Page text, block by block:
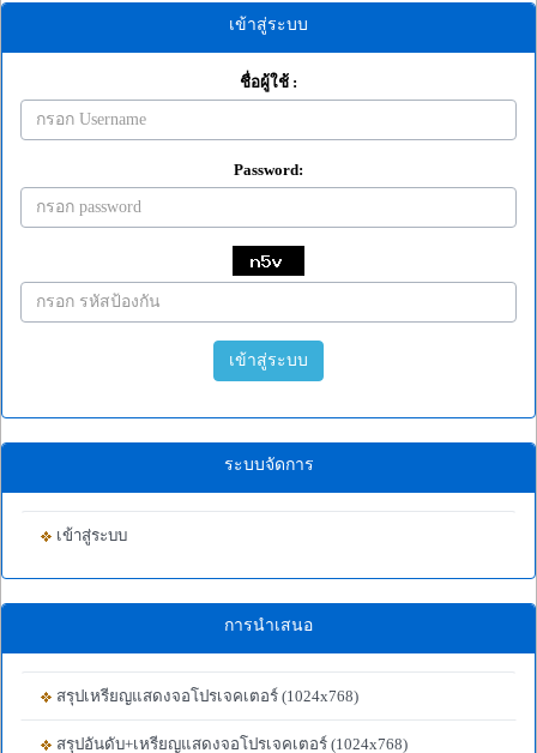
เข้าสู่ระบบ
ชื่อผู้ใช้ :
Password:
เข้าสู่ระบบ
ระบบจัดการ
เข้าสู่ระบบ
การนำเสนอ
สรุปเหรียญแสดงจอโปรเจคเตอร์ (1024x768)
สรุปอันดับ+เหรียญแสดงจอโปรเจคเตอร์ (1024x768)